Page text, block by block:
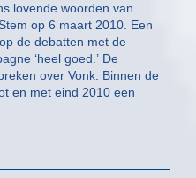
lovende woorden van
op 6 maart 2010. Een
de debatten met de
‘heel goed.’ De
over Vonk. Binnen de
en met eind 2010 een